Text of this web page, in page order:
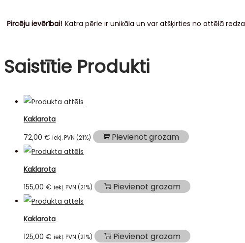
Pircēju ievērībai! Katra pērle ir unikāla un var atšķirties no attēlā
Saistītie Produkti
Kaklarota
72,00 € iekļ. PVN (21%) Pievienot grozam
Kaklarota
155,00 € iekļ. PVN (21%) Pievienot grozam
Kaklarota
125,00 € iekļ. PVN (21%) Pievienot grozam